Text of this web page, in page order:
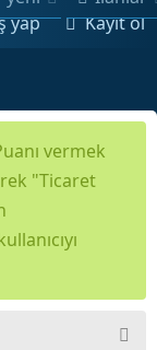
yap Kayıt ol
vermek
"Ticaret